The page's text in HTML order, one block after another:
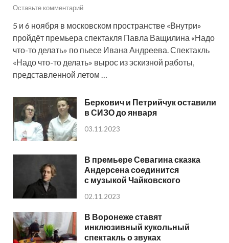
Оставьте комментарий
5 и 6 ноября в московском пространстве «Внутри»
пройдёт премьера спектакля Павла Ващилина «Надо
что-то делать» по пьесе Ивана Андреева. Спектакль
«Надо что-то делать» вырос из эскизной работы,
представленной летом …
Беркович и Петрийчук оставили
в СИЗО до января
03.11.2023
В премьере Севагина сказка
Андерсена соединится
с музыкой Чайковского
02.11.2023
В Воронеже ставят
инклюзивный кукольный
спектакль о звуках